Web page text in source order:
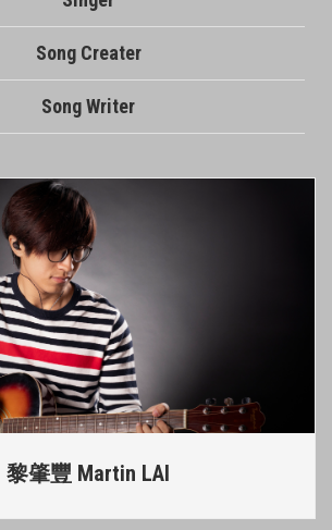
Song Creater
Song Writer
黎肇豐 Martin LAI